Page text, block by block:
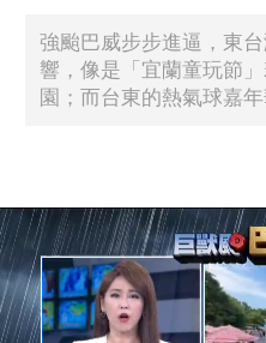
強颱巴威步步進逼，東
響，像是「宜蘭童玩節
園；而台東的熱氣球嘉年